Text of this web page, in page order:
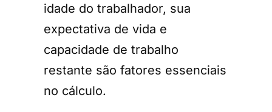
idade do trabalhador, sua
expectativa de vida e
capacidade de trabalho
restante são fatores essenciais
no cálculo.